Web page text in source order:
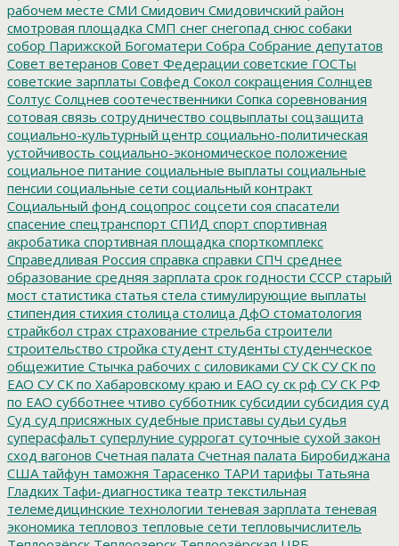
рабочем месте СМИ Смидович Смидовичский район
смотровая площадка СМП снег снегопад снюс собаки
собор Парижской Богоматери Собра Собрание депутатов
Совет ветеранов Совет Федерации советские ГОСТы
советские зарплаты Совфед Сокол сокращения Солнцев
Солтус Солцнев соотечественники Сопка соревнования
сотовая связь сотрудничество соцвыплаты соцзащита
социально-культурный центр социально-политическая
устойчивость социально-экономическое положение
социальное питание социальные выплаты социальные
пенсии социальные сети социальный контракт
Социальный фонд соцопрос соцсети соя спасатели
спасение спецтранспорт СПИД спорт спортивная
акробатика спортивная площадка спорткомплекс
Справедливая Россия справка справки СПЧ среднее
образование средняя зарплата срок годности СССР старый
мост статистика статья стела стимулирующие выплаты
стипендия стихия столица столица ДфО стоматология
страйкбол страх страхование стрельба строители
строительство стройка студент студенты студенческое
общежитие Стычка рабочих с силовиками СУ СК СУ СК по
ЕАО СУ СК по Хабаровскому краю и ЕАО су ск рф СУ СК РФ
по ЕАО субботнее чтиво субботник субсидии субсидия суд
Суд суд присяжных судебные приставы судьи судья
суперасфальт суперлуние суррогат суточные сухой закон
сход вагонов Счетная палата Счетная палата Биробиджана
США тайфун таможня Тарасенко ТАРИ тарифы Татьяна
Гладких Тафи-диагностика театр текстильная
телемедицинские технологии теневая зарплата теневая
экономика тепловоз тепловые сети тепловычислитель